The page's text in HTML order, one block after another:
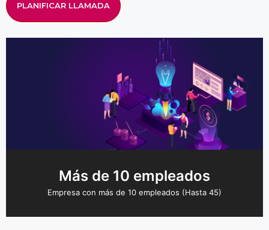
PLANIFICAR LLAMADA
Más de 10 empleados
Empresa con más de 10 empleados (Hasta 45)